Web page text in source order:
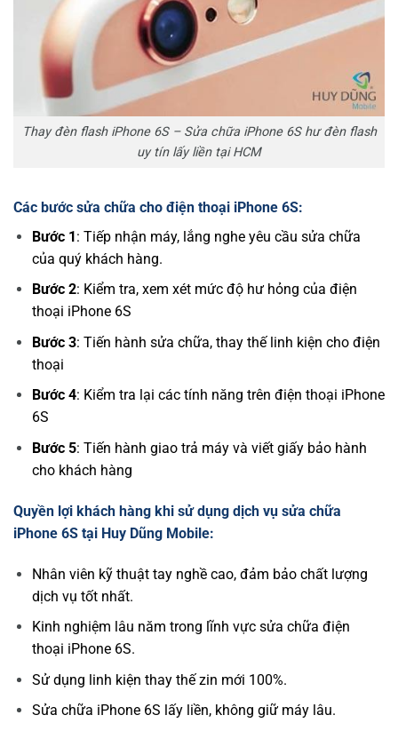
Thay đèn flash iPhone 6S – Sửa chữa iPhone 6S hư đèn flash
uy tín lấy liền tại HCM
Các bước sửa chữa cho điện thoại iPhone 6S:
Bước 1: Tiếp nhận máy, lắng nghe yêu cầu sửa chữa
của quý khách hàng.
Bước 2: Kiểm tra, xem xét mức độ hư hỏng của điện
thoại iPhone 6S
Bước 3: Tiến hành sửa chữa, thay thế linh kiện cho điện
thoại
Bước 4: Kiểm tra lại các tính năng trên điện thoại iPhone
6S
Bước 5: Tiến hành giao trả máy và viết giấy bảo hành
cho khách hàng
Quyền lợi khách hàng khi sử dụng dịch vụ sửa chữa
iPhone 6S tại Huy Dũng Mobile:
Nhân viên kỹ thuật tay nghề cao, đảm bảo chất lượng
dịch vụ tốt nhất.
Kinh nghiệm lâu năm trong lĩnh vực sửa chữa điện
thoại iPhone 6S.
Sử dụng linh kiện thay thế zin mới 100%.
Sửa chữa iPhone 6S lấy liền, không giữ máy lâu.